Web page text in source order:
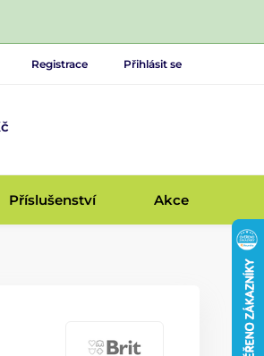
Registrace Přihlásit se
Příslušenství Akce